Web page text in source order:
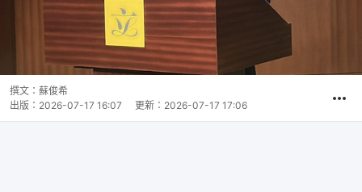
撰文： 蘇俊希
出版： 2026-07-17 16:07 更新： 2026-07-17 17:06